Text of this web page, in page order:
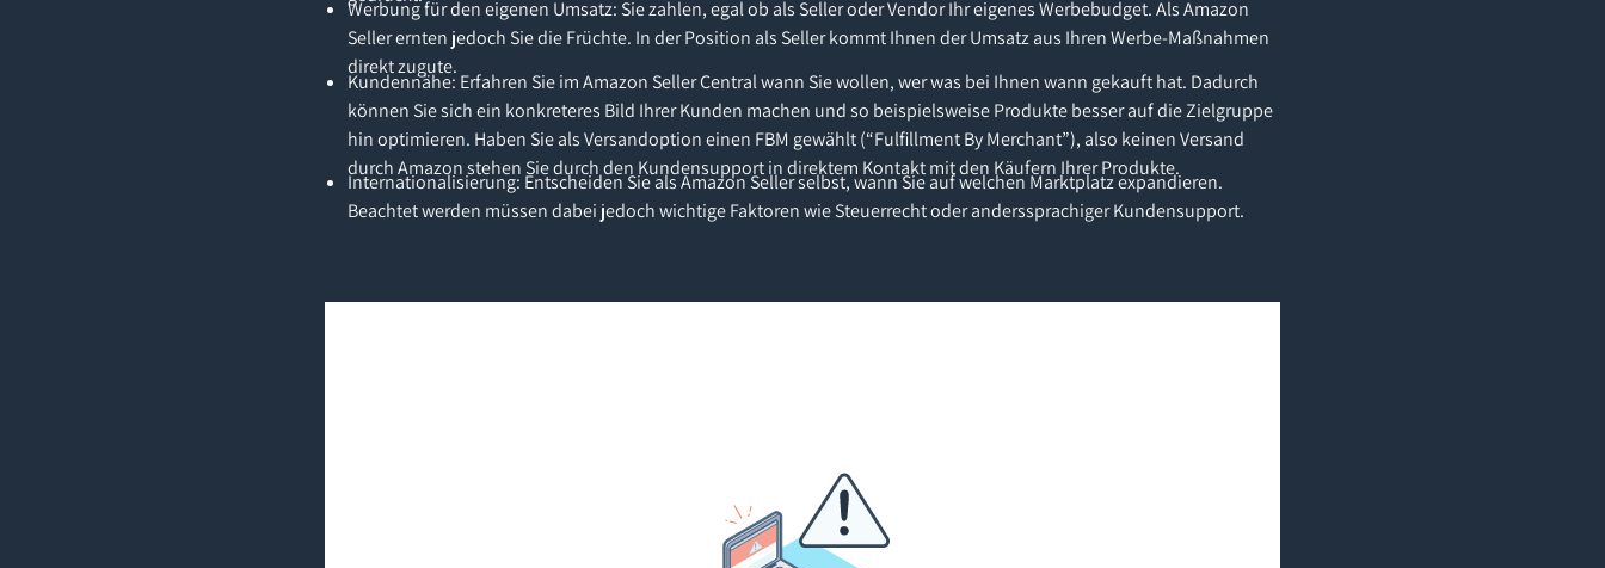
Werbung für den eigenen Umsatz: Sie zahlen, egal ob als Seller oder Vendor Ihr eigenes Werbebudget. Als Amazon
Seller ernten jedoch Sie die Früchte. In der Position als Seller kommt Ihnen der Umsatz aus Ihren Werbe-Maßnahmen
direkt zugute.
Kundennähe: Erfahren Sie im Amazon Seller Central wann Sie wollen, wer was bei Ihnen wann gekauft hat. Dadurch
können Sie sich ein konkreteres Bild Ihrer Kunden machen und so beispielsweise Produkte besser auf die Zielgruppe
hin optimieren. Haben Sie als Versandoption einen FBM gewählt (“Fulfillment By Merchant”), also keinen Versand
durch Amazon stehen Sie durch den Kundensupport in direktem Kontakt mit den Käufern Ihrer Produkte.
Internationalisierung: Entscheiden Sie als Amazon Seller selbst, wann Sie auf welchen Marktplatz expandieren.
Beachtet werden müssen dabei jedoch wichtige Faktoren wie Steuerrecht oder anderssprachiger Kundensupport.